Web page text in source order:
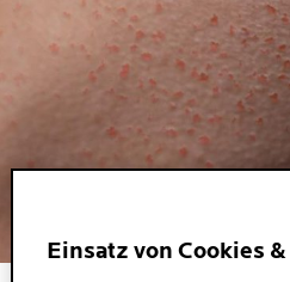
Einsatz von Cookies